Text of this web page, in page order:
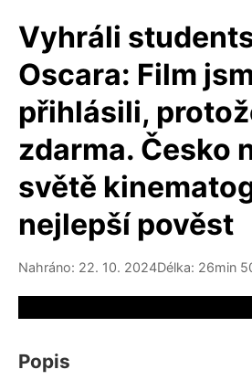
Vyhráli
Oscara: Film
přihlásili,
zdarma. Česko
světě
nejlepší pověst
Nahráno: 22. 10. 2024Délka: 26min
Popis